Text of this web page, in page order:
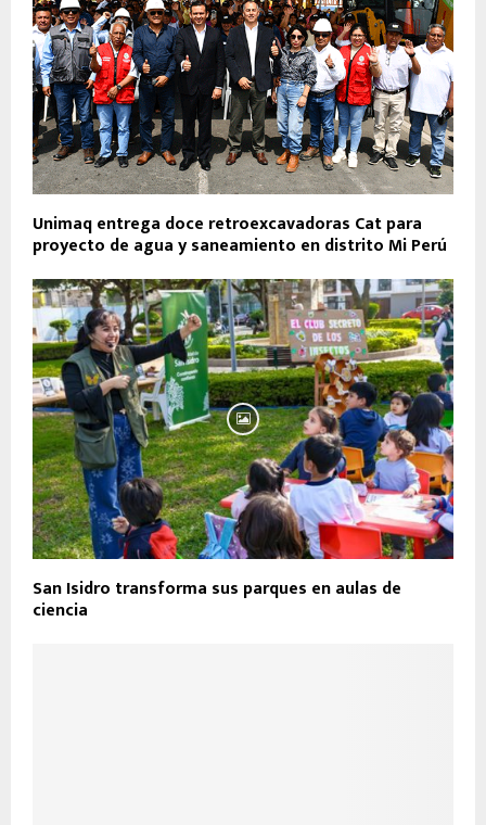
Unimaq entrega doce retroexcavadoras Cat para
proyecto de agua y saneamiento en distrito Mi Perú
San Isidro transforma sus parques en aulas de
ciencia